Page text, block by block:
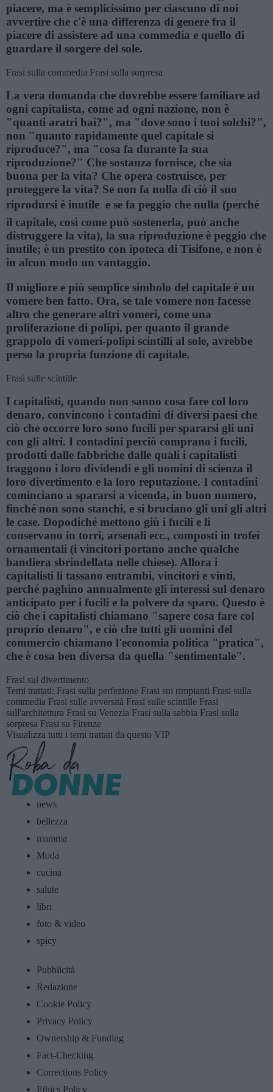
piacere, ma è semplicissimo per ciascuno di noi
avvertire che c'è una differenza di genere fra il
piacere di assistere ad una commedia e quello di
guardare il sorgere del sole.
Frasi sulla commedia Frasi sulla sorpresa
La vera domanda che dovrebbe essere familiare ad
ogni capitalista, come ad ogni nazione, non è
"quanti aratri hai?", ma "dove sono i tuoi solchi?",
non "quanto rapidamente quel capitale si
riproduce?", ma "cosa fa durante la sua
riproduzione?" Che sostanza fornisce, che sia
buona per la vita? Che opera costruisce, per
proteggere la vita? Se non fa nulla di ciò il suo
riprodursi è inutile  e se fa peggio che nulla (perché
il capitale, così come può sostenerla, può anche
distruggere la vita), la sua riproduzione è peggio che
inutile; è un prestito con ipoteca di Tisifone, e non è
in alcun modo un vantaggio.
Il migliore e più semplice simbolo del capitale è un
vomere ben fatto. Ora, se tale vomere non facesse
altro che generare altri vomeri, come una
proliferazione di polipi, per quanto il grande
grappolo di vomeri-polipi scintilli al sole, avrebbe
perso la propria funzione di capitale.
Frasi sulle scintille
I capitalisti, quando non sanno cosa fare col loro
denaro, convincono i contadini di diversi paesi che
ciò che occorre loro sono fucili per spararsi gli uni
con gli altri. I contadini perciò comprano i fucili,
prodotti dalle fabbriche dalle quali i capitalisti
traggono i loro dividendi e gli uomini di scienza il
loro divertimento e la loro reputazione. I contadini
cominciano a spararsi a vicenda, in buon numero,
finché non sono stanchi, e si bruciano gli uni gli altri
le case. Dopodiché mettono giù i fucili e li
conservano in torri, arsenali ecc., composti in trofei
ornamentali (i vincitori portano anche qualche
bandiera sbrindellata nelle chiese). Allora i
capitalisti li tassano entrambi, vincitori e vinti,
perché paghino annualmente gli interessi sul denaro
anticipato per i fucili e la polvere da sparo. Questo è
ciò che i capitalisti chiamano "sapere cosa fare col
proprio denaro", e ciò che tutti gli uomini del
commercio chiamano l'economia politica "pratica",
che è cosa ben diversa da quella "sentimentale".
Frasi sul divertimento
Temi trattati: Frasi sulla perfezione Frasi sui rimpianti Frasi sulla
commedia Frasi sulle avversità Frasi sulle scintille Frasi
sull'architettura Frasi su Venezia Frasi sulla sabbia Frasi sulla
sorpresa Frasi su Firenze
Visualizza tutti i temi trattati da questo VIP
news
bellezza
mamma
Moda
cucina
salute
libri
foto & video
spicy
Pubblicità
Redazione
Cookie Policy
Privacy Policy
Ownership & Funding
Fact-Checking
Corrections Policy
Ethics Policy